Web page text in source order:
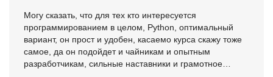
Могу сказать, что для тех кто интересуется
программированием в целом, Python, оптимальный
вариант, он прост и удобен, касаемо курса скажу тоже
самое, да он подойдет и чайникам и опытным
разработчикам, сильные наставники и грамотное